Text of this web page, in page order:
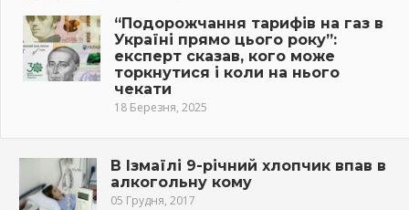
“Подорожчання тарифів на газ в
Україні прямо цього року”:
експерт сказав, кого може
торкнутися і коли на нього
чекати
18 Березня, 2025
В Ізмаїлі 9-річний хлопчик впaв в
aлкогoльнy кoмy
05 Грудня, 2017